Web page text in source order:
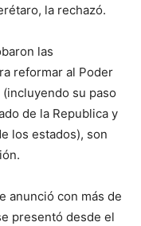
la rechazó.
las
reformar al Poder
su paso
de la Republica y
los estados), son
anunció con más de
presentó desde el